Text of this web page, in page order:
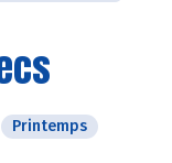
Printemps